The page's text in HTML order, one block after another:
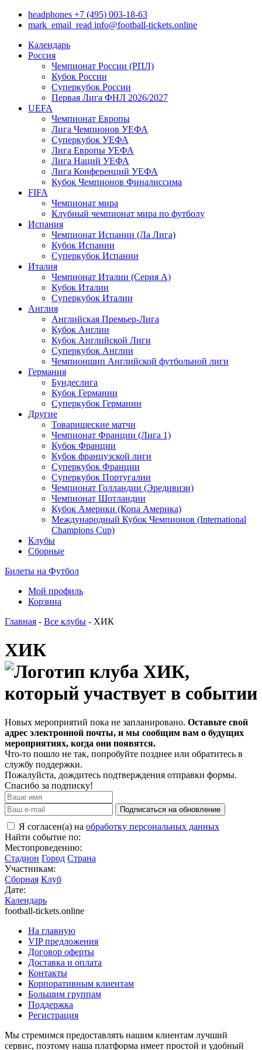
headphones +7 (495) 003-18-63
mark_email_read info@football-tickets.online
Календарь
Россия
Чемпионат России (РПЛ)
Кубок России
Суперкубок России
Первая Лига ФНЛ 2026/2027
UEFA
Чемпионат Европы
Лига Чемпионов УЕФА
Суперкубок УЕФА
Лига Европы УЕФА
Лига Наций УЕФА
Лига Конференций УЕФА
Кубок Чемпионов Финалиссима
FIFA
Чемпионат мира
Клубный чемпионат мира по футболу
Испания
Чемпионат Испании (Ла Лига)
Кубок Испании
Суперкубок Испании
Италия
Чемпионат Италии (Серия А)
Кубок Италии
Суперкубок Италии
Англия
Английская Премьер-Лига
Кубок Англии
Кубок Английской Лиги
Суперкубок Англии
Чемпионшип Английской футбольной лиги
Германия
Бундеслига
Кубок Германии
Суперкубок Германии
Другие
Товарищеские матчи
Чемпионат Франции (Лига 1)
Кубок Франции
Кубок французской лиги
Суперкубок Франции
Суперкубок Португалии
Чемпионат Голландии (Эредивизи)
Чемпионат Шотландии
Кубок Америки (Копа Америка)
Международный Кубок Чемпионов (International
Champions Cup)
Клубы
Сборные
Билеты на Футбол
Мой профиль
Корзина
Главная - Все клубы - ХИК
ХИК
Новых мероприятий пока не запланировано. Оставьте свой
адрес электронной почты, и мы сообщим вам о будущих
мероприятиях, когда они появятся.
Что-то пошло не так, попробуйте позднее или обратитесь в
службу поддержки.
Пожалуйста, дождитесь подтверждения отправки формы.
Спасибо за подписку!
Подписаться на обновление
Я согласен(а) на обработку персональных данных
Найти событие по:
Местопроведению:
Стадион Город Страна
Участникам:
Сборная Клуб
Дате:
Календарь
football-tickets.online
На главную
VIP предложения
Договор оферты
Доставка и оплата
Контакты
Корпоративным клиентам
Большим группам
Поддержка
Регистрация
Мы стремимся предоставлять нашим клиентам лучший
сервис, поэтому наша платформа имеет простой и удобный